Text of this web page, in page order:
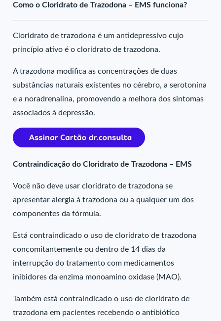
Como o Cloridrato de Trazodona – EMS funciona?
Cloridrato de trazodona é um antidepressivo cujo
princípio ativo é o cloridrato de trazodona.
A trazodona modifica as concentrações de duas
substâncias naturais existentes no cérebro, a serotonina
e a noradrenalina, promovendo a melhora dos sintomas
associados à depressão.
Contraindicação do Cloridrato de Trazodona – EMS
Você não deve usar cloridrato de trazodona se
apresentar alergia à trazodona ou a qualquer um dos
componentes da fórmula.
Está contraindicado o uso de cloridrato de trazodona
concomitantemente ou dentro de 14 dias da
interrupção do tratamento com medicamentos
inibidores da enzima monoamino oxidase (MAO).
Também está contraindicado o uso de cloridrato de
trazodona em pacientes recebendo o antibiótico